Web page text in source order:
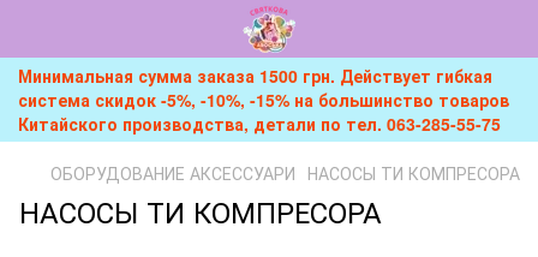
Минимальная сумма заказа 1500 грн. Действует гибкая
система скидок -5%, -10%, -15% на большинство товаров
Китайского производства, детали по тел. 063-285-55-75
ОБОРУДОВАНИЕ АКСЕССУАРИ НАСОСЫ ТИ КОМПРЕСОРА
НАСОСЫ ТИ КОМПРЕСОРА